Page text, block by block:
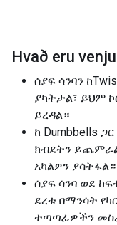
Hvað eru
ሰያፍ ሳንባን
ያካትታል፣ ይህም
ይረዳል።
ከ Dumbbells
ክብደትን
አካልዎን ያሳትፋል።
ሰያፍ ሳንባ ወደ
ደረቱ በማንሳት
ተጣጣፊዎችን